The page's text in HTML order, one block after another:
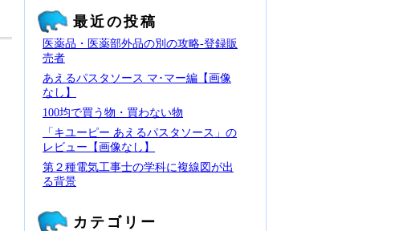
最近の投稿
医薬品・医薬部外品の別の攻略‐登録販
売者
あえるパスタソース マ･マー編【画像
なし】
100均で買う物・買わない物
「キユーピー あえるパスタソース」の
レビュー【画像なし】
第２種電気工事士の学科に複線図が出
る背景
カテゴリー